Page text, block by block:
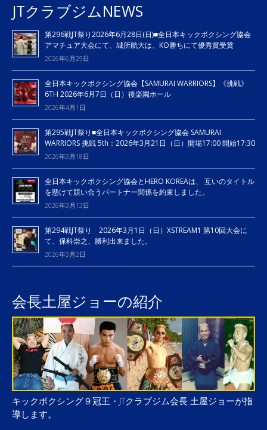
JTクラブジムNEWS
第296戦JT祭り2026年6月28日(日)■全日本キックボクシング協会
アマチュア大会にて、城所航大は、KO勝ちにて優秀賞受賞
2026年6月29日
全日本キックボクシング協会【SAMURAI WARRIORS】《挑戦》
6TH 2026年6月7日（日）後楽園ホール
2026年4月1日
第295戦JT祭り■全日本キックボクシング協会 SAMURAI
WARRIORS 挑戦 5th：2026年3月21日（日）開場17:00 開始17:30
2026年3月18日
全日本キックボクシング協会とHERO KOREAは、 互いのタイトル
を懸けて競い合うパートナー関係を約束しました。
2026年3月13日
第294戦JT祭り 2026年3月1日（日）XSTREAM1 第10回大会に
て、保科崇之、勝利出来ました。
2026年3月2日
会長土屋ジョーの紹介
キックボクシング９冠王・JTクラブジム会長 土屋ジョーが指
導します。